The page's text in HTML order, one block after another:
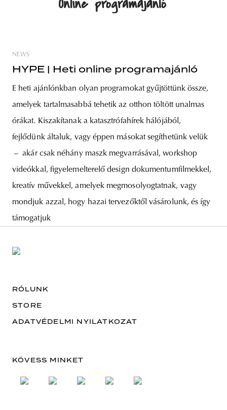
NEWS
HYPE | Heti online programajánló
E heti ajánlónkban olyan programokat gyűjtöttünk össze,
amelyek tartalmasabbá tehetik az otthon töltött unalmas
órákat. Kiszakítanak a katasztrófahírek hálójából,
fejlődünk általuk, vagy éppen másokat segíthetünk velük
– akár csak néhány maszk megvarrásával, workshop
videókkal, figyelemelterelő design dokumentumfilmekkel,
kreatív művekkel, amelyek megmosolyogtatnak, vagy
mondjuk azzal, hogy hazai tervezőktől vásárolunk, és így
támogatjuk
RÓLUNK
STORE
ADATVÉDELMI NYILATKOZAT
KÖVESS MINKET